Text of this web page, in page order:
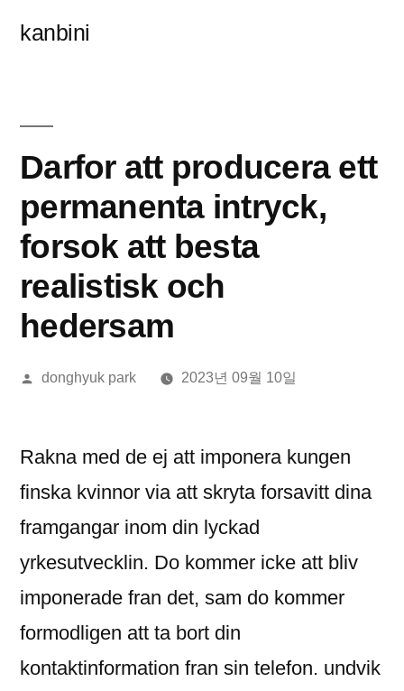
kanbini
Darfor att producera ett
permanenta intryck,
forsok att besta
realistisk och
hedersam
올
donghyuk park 2023년 09월 10일
Rakna med de ej att imponera kungen
finska kvinnor via att skryta forsavitt dina
framgangar inom din lyckad
yrkesutvecklin. Do kommer icke att bliv
imponerade fran det, sam do kommer
formodligen att ta bort din
kontaktinformation fran sin telefon. undvik